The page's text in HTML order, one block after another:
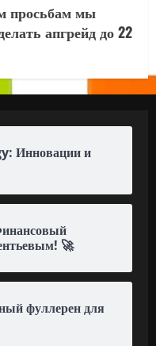
просьбам мы
апгрейд до 22
Инновации и
🚀
фуллерен для